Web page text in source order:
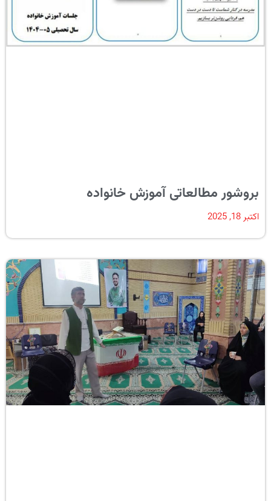
بروشور مطالعاتی آموزش خانواده
اکتبر 18, 2025